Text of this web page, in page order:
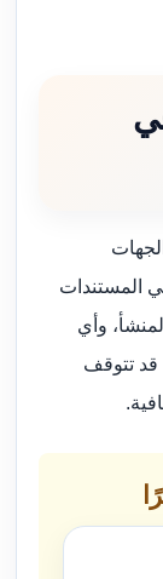
المستندات
وأي
قد تتوقف